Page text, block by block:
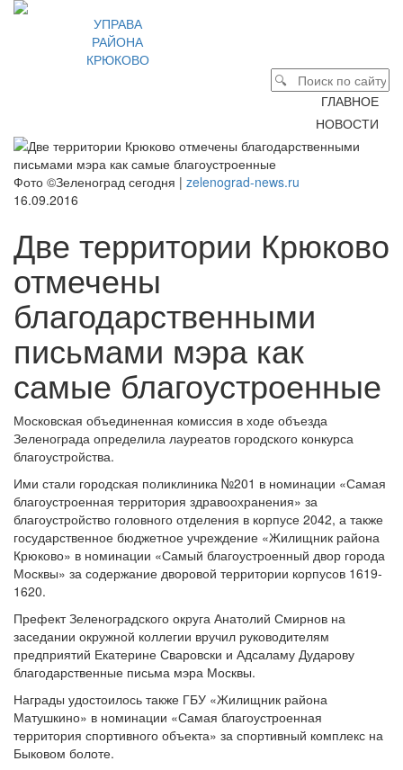
УПРАВА
РАЙОНА
КРЮКОВО
ГЛАВНОЕ
НОВОСТИ
Фото ©Зеленоград сегодня | zelenograd-news.ru
16.09.2016
Две территории Крюково
отмечены
благодарственными
письмами мэра как
самые благоустроенные
Московская объединенная комиссия в ходе объезда
Зеленограда определила лауреатов городского конкурса
благоустройства.
Ими стали городская поликлиника №201 в номинации «Самая
благоустроенная территория здравоохранения» за
благоустройство головного отделения в корпусе 2042, а также
государственное бюджетное учреждение «Жилищник района
Крюково» в номинации «Самый благоустроенный двор города
Москвы» за содержание дворовой территории корпусов 1619-
1620.
Префект Зеленоградского округа Анатолий Смирнов на
заседании окружной коллегии вручил руководителям
предприятий Екатерине Сваровски и Адсаламу Дударову
благодарственные письма мэра Москвы.
Награды удостоилось также ГБУ «Жилищник района
Матушкино» в номинации «Самая благоустроенная
территория спортивного объекта» за спортивный комплекс на
Быковом болоте.